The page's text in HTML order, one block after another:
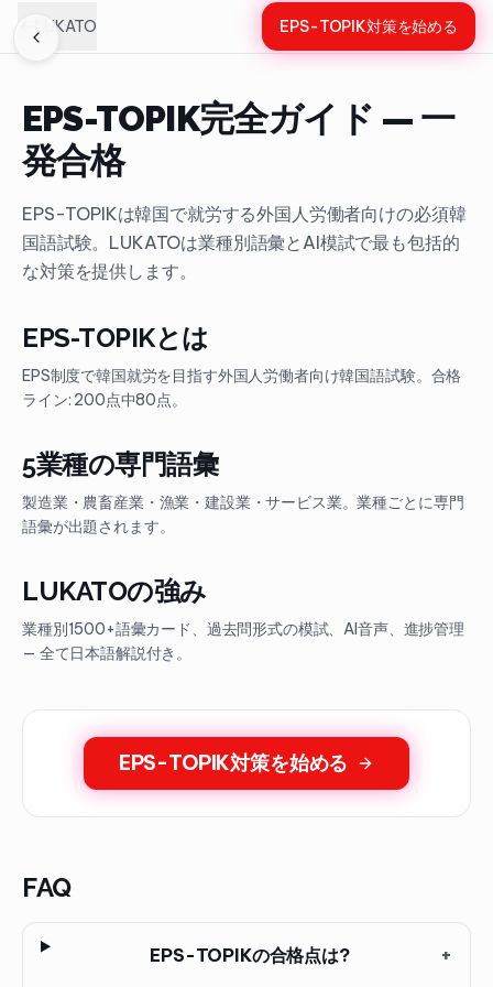
LUKATO EPS-TOPIK対策を始める
EPS-TOPIK完全ガイド — 一
発合格
EPS-TOPIKは韓国で就労する外国人労働者向けの必須韓
国語試験。LUKATOは業種別語彙とAI模試で最も包括的
な対策を提供します。
EPS-TOPIKとは
EPS制度で韓国就労を目指す外国人労働者向け韓国語試験。合格
ライン: 200点中80点。
5業種の専門語彙
製造業・農畜産業・漁業・建設業・サービス業。業種ごとに専門
語彙が出題されます。
LUKATOの強み
業種別1500+語彙カード、過去問形式の模試、AI音声、進捗管理
— 全て日本語解説付き。
EPS-TOPIK対策を始める
FAQ
EPS-TOPIKの合格点は? +